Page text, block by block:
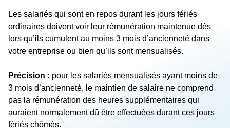
Les salariés qui sont en repos durant les jours fériés
ordinaires doivent voir leur rémunération maintenue dès
lors qu’ils cumulent au moins 3 mois d’ancienneté dans
votre entreprise ou bien qu’ils sont mensualisés.
Précision : pour les salariés mensualisés ayant moins de
3 mois d’ancienneté, le maintien de salaire ne comprend
pas la rémunération des heures supplémentaires qui
auraient normalement dû être effectuées durant ces jours
fériés chômés.